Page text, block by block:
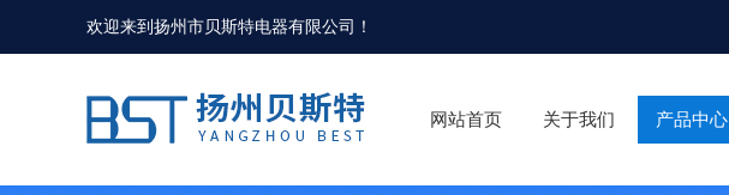
欢迎来到扬州市贝斯特电器有限公司 ！
网站首页 关于我们 产品中心